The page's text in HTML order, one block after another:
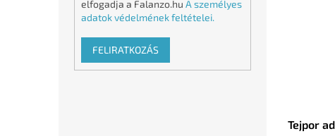
elfogadja a Falanzo.hu A személyes
adatok védelmének feltételei.
FELIRATKOZÁS
Tejpor